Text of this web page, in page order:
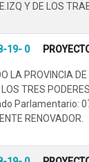
Y DE LOS
19- 0
LA PROVINCIA
LOS TRES
Parlamentario:
RENOVADOR.